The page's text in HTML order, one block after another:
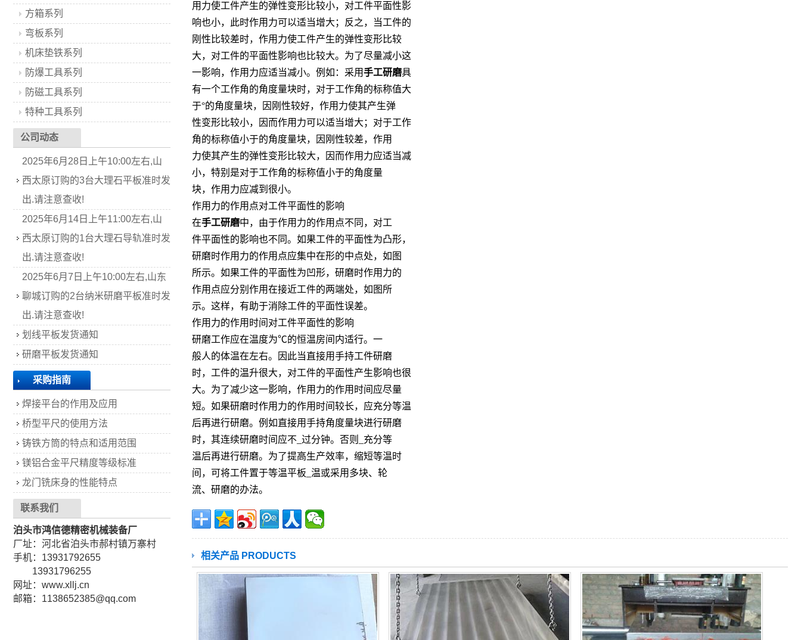
用力使工件产生的弹性变形比较小，对工件平面性影
响也小，此时作用力可以适当增大；反之，当工件的
刚性比较差时，作用力使工件产生的弹性变形比较
大，对工件的平面性影响也比较大。为了尽量减小这
一影响，作用力应适当减小。例如：采用手工研磨具
有一个工作角的角度量块时，对于工作角的标称值大
于°的角度量块，因刚性较好，作用力使其产生弹
性变形比较小，因而作用力可以适当增大；对于工作
角的标称值小于的角度量块，因刚性较差，作用
力使其产生的弹性变形比较大，因而作用力应适当减
小，特别是对于工作角的标称值小于的角度量
块，作用力应减到很小。
作用力的作用点对工件平面性的影响
在手工研磨中，由于作用力的作用点不同，对工
件平面性的影响也不同。如果工件的平面性为凸形，
研磨时作用力的作用点应集中在形的中点处，如图
所示。如果工件的平面性为凹形，研磨时作用力的
作用点应分别作用在接近工件的两端处，如图所
示。这样，有助于消除工件的平面性误差。
作用力的作用时间对工件平面性的影响
研磨工作应在温度为℃的恒温房间内适行。一
般人的体温在左右。因此当直接用手持工件研磨
时，工件的温升很大，对工件的平面性产生影响也很
大。为了减少这一影响，作用力的作用时间应尽量
短。如果研磨时作用力的作用时间较长，应充分等温
后再进行研磨。例如直接用手持角度量块进行研磨
时，其连续研磨时间应不_过分钟。否则_充分等
温后再进行研磨。为了提高生产效率，缩短等温时
间，可将工件置于等温平板_温或采用多块、轮
流、研磨的办法。
相关产品 PRODUCTS
方箱系列
弯板系列
机床垫铁系列
防爆工具系列
防磁工具系列
特种工具系列
公司动态
2025年6月28日上午10:00左右,山
西太原订购的3台大理石平板准时发
出.请注意查收!
2025年6月14日上午11:00左右,山
西太原订购的1台大理石导轨准时发
出.请注意查收!
2025年6月7日上午10:00左右,山东
聊城订购的2台纳米研磨平板准时发
出.请注意查收!
划线平板发货通知
研磨平板发货通知
采购指南
焊接平台的作用及应用
桥型平尺的使用方法
铸铁方筒的特点和适用范围
镁铝合金平尺精度等级标准
龙门铣床身的性能特点
联系我们
泊头市鸿信德精密机械装备厂
厂址：河北省泊头市郝村镇万寨村
手机：13931792655
13931796255
网址：www.xllj.cn
邮箱：1138652385@qq.com